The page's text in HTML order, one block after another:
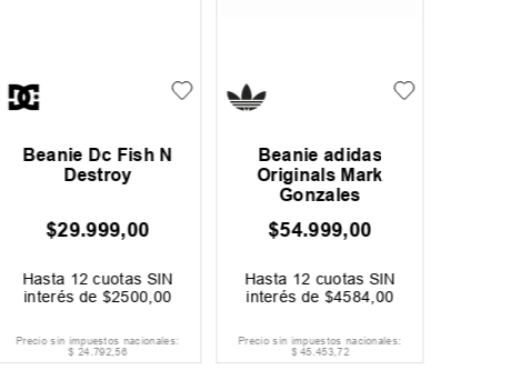
Beanie Dc Fish N
Destroy
$29.999,00
Hasta 12 cuotas SIN
interés de$2500 00
Precio sin impuestos nacionales:
$ 24.792,56
Beanie adidas
Originals Mark
Gonzales
$54.999,00
Hasta 12 cuotas SIN
interés de$4584 ,00
Precio sin impuestos nacionales:
$ 45.453,72